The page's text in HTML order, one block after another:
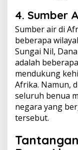
4. Sumber
Sumber air di
beberapa
Sungai Nil,
adalah
mendukung
Afrika. Namun,
seluruh benua
negara yang
tersebut.